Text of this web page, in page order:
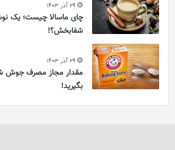
29 آذر 1403
چای ماسالا چیست؛ یک
شفابخش؟!
29 آذر 1403
مقدار مجاز مصرف جوش
بگیرید!